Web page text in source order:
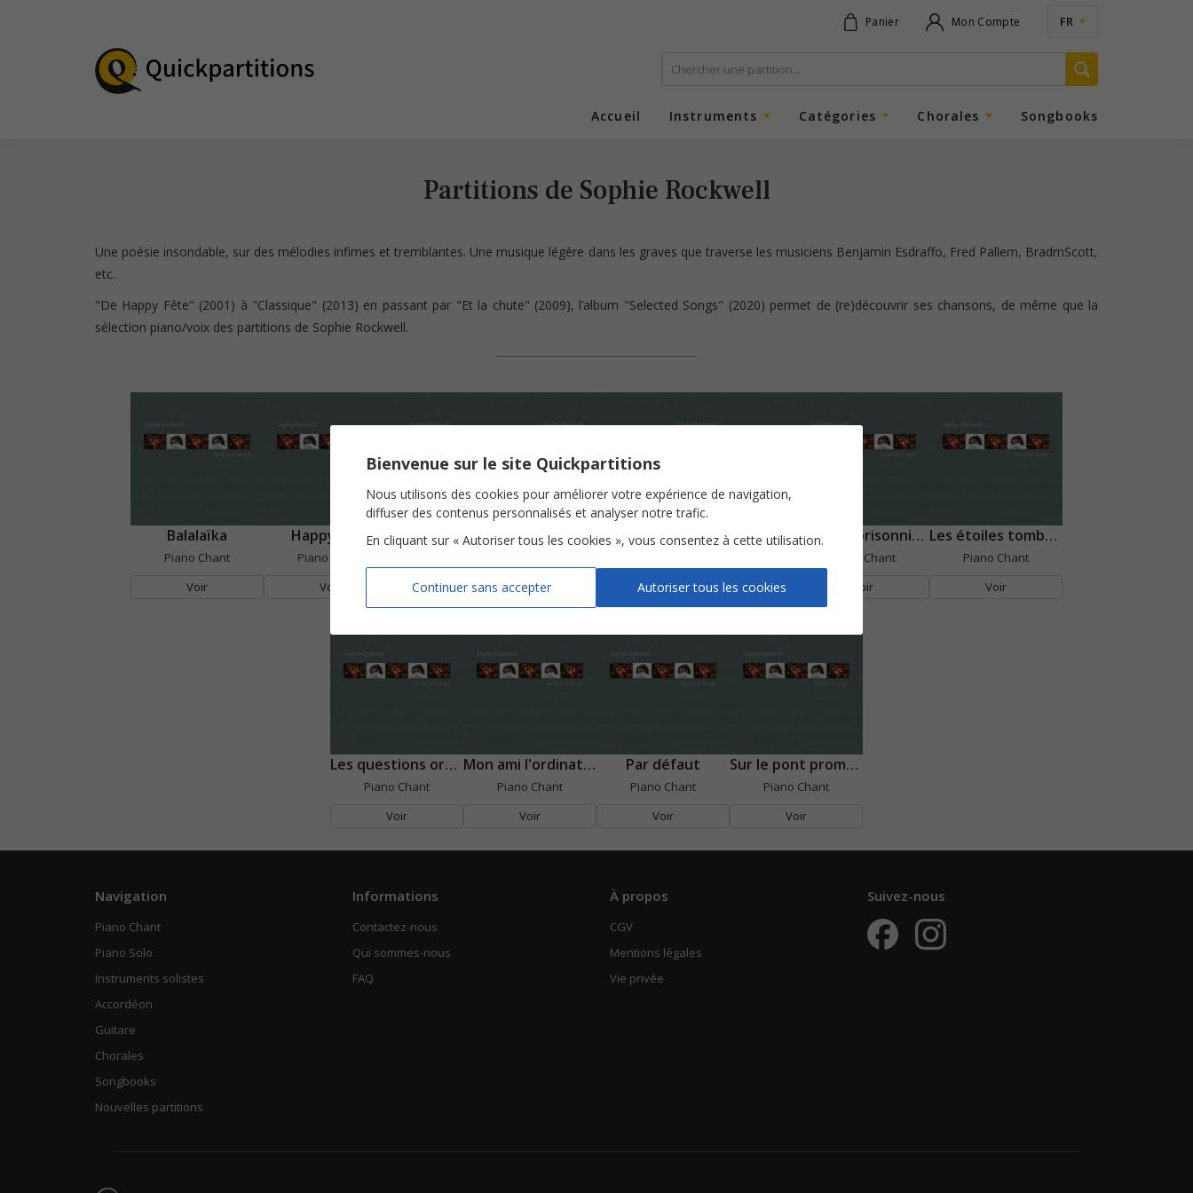
Panier Mon Compte FR
Accueil Instruments Catégories Chorales Songbooks
Partitions de Sophie Rockwell
Une poésie insondable, sur des mélodies infimes et tremblantes. Une musique légère dans les graves que traverse les musiciens Benjamin Esdraffo, Fred Pallem, BradrnScott,
etc.
"De Happy Fête" (2001) à "Classique" (2013) en passant par "Et la chute" (2009), l’album "Selected Songs" (2020) permet de (re)découvrir ses chansons, de même que la
sélection piano/voix des partitions de Sophie Rockwell.
Balalaïka
Piano Chant
Voir
Happy fête
Piano Chant
Voir
Jurer je jure
Voir
L'amour c'est une cerise L'art et l'amour
Voir
L'ombre prisonnière
Piano Chant
Voir
Les étoiles tombantes
Piano Chant
Voir
Les questions ordinaires
Piano Chant
Voir
Mon ami l'ordinateur
Piano Chant
Voir
Par défaut
Piano Chant
Voir
Sur le pont promenade
Piano Chant
Voir
Navigation
Piano Chant
Piano Solo
Instruments solistes
Accordéon
Guitare
Chorales
Songbooks
Nouvelles partitions
Informations
Contactez-nous
Qui sommes-nous
FAQ
À propos
CGV
Mentions légales
Vie privée
Suivez-nous
Bienvenue sur le site Quickpartitions
Nous utilisons des cookies pour améliorer votre expérience de navigation,
diffuser des contenus personnalisés et analyser notre trafic.
En cliquant sur « Autoriser tous les cookies », vous consentez à cette utilisation.
Continuer sans accepter Autoriser tous les cookies